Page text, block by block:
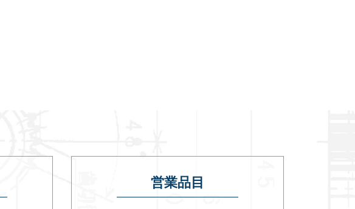
営業品目